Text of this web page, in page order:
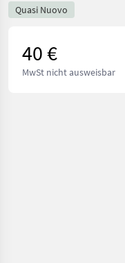
Quasi Nuovo
40 €
MwSt nicht ausweisbar